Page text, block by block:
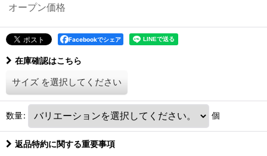
オープン価格
Facebookでシェア
在庫確認はこちら
サイズ を選択してください
数量: 個
返品特約に関する重要事項